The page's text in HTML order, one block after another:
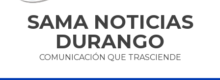
SAMA NOTICIAS
DURANGO
COMUNICACIÓN QUE TRASCIENDE